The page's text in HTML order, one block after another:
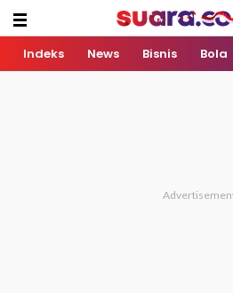
Indeks News Bisnis Bola